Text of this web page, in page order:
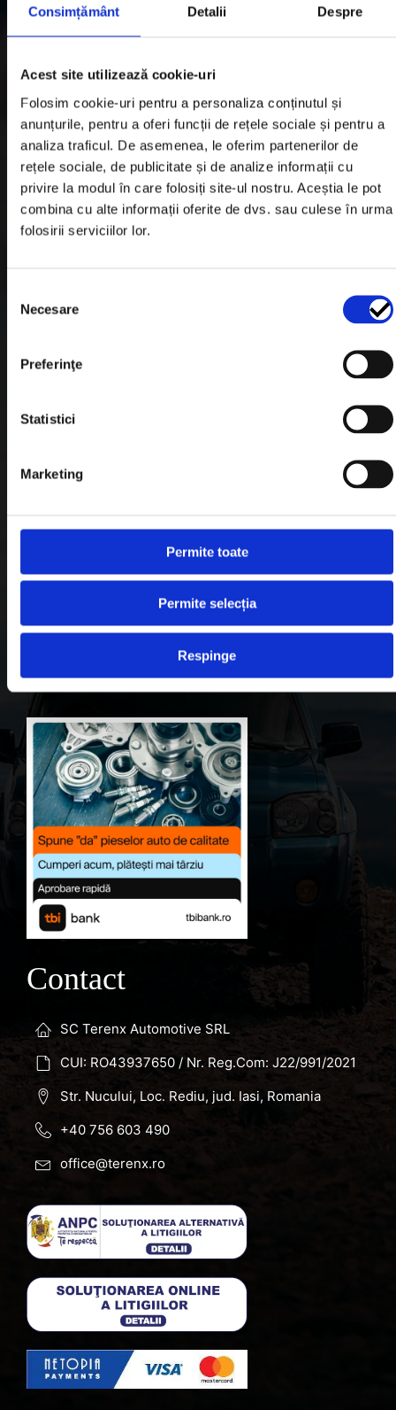
Consimțământ Detalii Despre
Acest site utilizează cookie-uri
Folosim cookie-uri pentru a personaliza conținutul și
anunțurile, pentru a oferi funcții de rețele sociale și pentru a
analiza traficul. De asemenea, le oferim partenerilor de
rețele sociale, de publicitate și de analize informații cu
privire la modul în care folosiți site-ul nostru. Aceștia le pot
combina cu alte informații oferite de dvs. sau culese în urma
folosirii serviciilor lor.
consimțământului
Necesare
Preferinţe
Statistici
Marketing
Permite toate
Permite selecția
Respinge
Informatii utile
Informatii Livrare
Garantie si Retur
Politica de Cookies
Plata in Rate
Link-uri rapide
Blog
Favorite
Contact
SC Terenx Automotive SRL
CUI: RO43937650 / Nr. Reg.Com: J22/991/2021
Str. Nucului, Loc. Rediu, jud. Iasi, Romania
+40 756 603 490
office@terenx.ro